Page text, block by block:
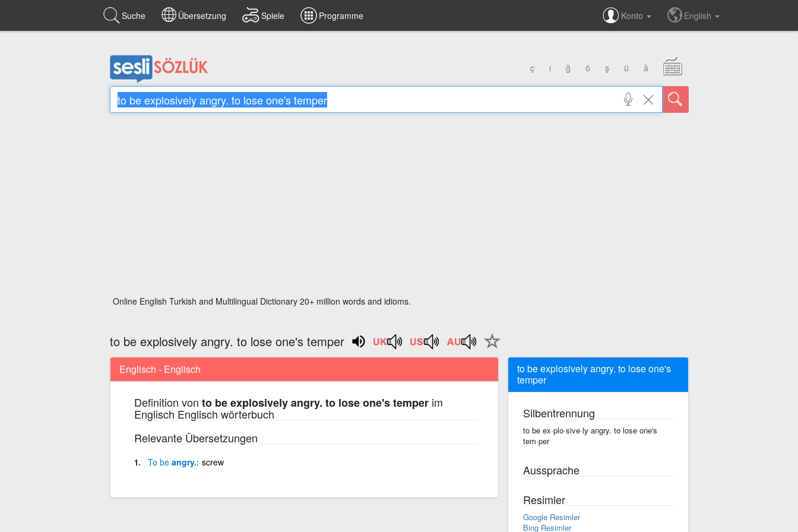
Suche Übersetzung Spiele Programme Konto English
ç ı ğ ö ş ü â
Online English Turkish and Multilingual Dictionary 20+ million words and idioms.
to be explosively angry. to lose one's temper
Englisch - Englisch
Definition von to be explosively angry. to lose one's temperim
Englisch Englisch wörterbuch
Relevante Übersetzungen
To beangry. screw
to be explosively angry. to lose one's
temper
Silbentrennung
to be ex·plo·sive·ly angry. to lose one's
tem·per
Aussprache
Resimler
Google Resimler
Bing Resimler